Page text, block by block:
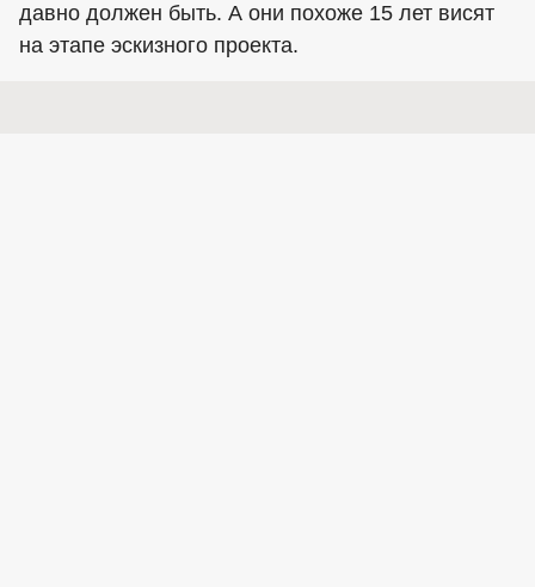
давно должен быть. А они похоже 15 лет висят
на этапе эскизного проекта.